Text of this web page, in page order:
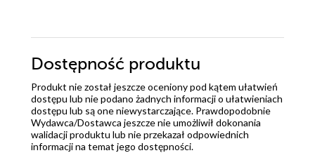
Dostępność produktu
Produkt nie został jeszcze oceniony pod kątem ułatwień
dostępu lub nie podano żadnych informacji o ułatwieniach
dostępu lub są one niewystarczające. Prawdopodobnie
Wydawca/Dostawca jeszcze nie umożliwił dokonania
walidacji produktu lub nie przekazał odpowiednich
informacji na temat jego dostępności.